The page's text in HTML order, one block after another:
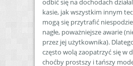
odbić się na dochodach
kasie, jak wszystkim innym
mogą się przytrafić
nagłe, poważniejsze awarie
przez jej użytkownika).
często wolą zaopatrzyć się w
choćby prostszy i tańszy